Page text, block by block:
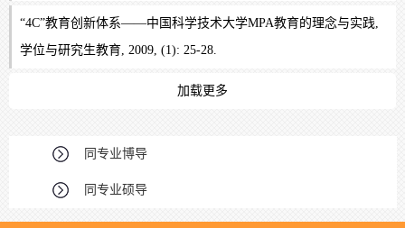
“4C”教育创新体系——中国科学技术大学MPA教育的理念与实践,
学位与研究生教育, 2009, (1): 25-28.
加载更多
同专业博导
同专业硕导